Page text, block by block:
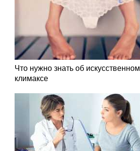
Что нужно знать об искусственном
климаксе